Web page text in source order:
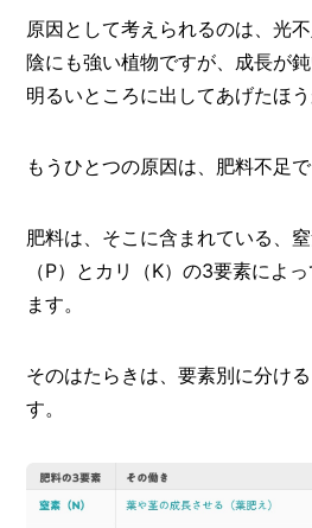
原因として考えられるのは、光
陰にも強い植物ですが、成長が
明るいところに出してあげたほう
もうひとつの原因は、肥料不足で
肥料は、そこに含まれている、
（P）とカリ（K）の3要素によ
ます。
そのはたらきは、要素別に分け
す。